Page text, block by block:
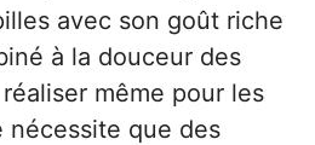
avec son goût riche
à la douceur des
même pour les
nécessite que des